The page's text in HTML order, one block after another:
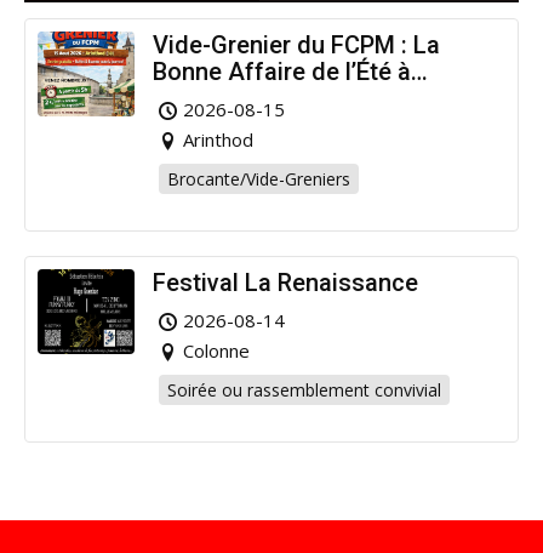
Vide-Grenier du FCPM : La
Bonne Affaire de l’Été à
Arinthod !
2026-08-15
Arinthod
Brocante/Vide-Greniers
Festival La Renaissance
2026-08-14
Colonne
Soirée ou rassemblement convivial